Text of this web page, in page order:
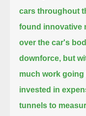
cars throughout
found innovative
over the car's
downforce, but
much work
invested in
tunnels to